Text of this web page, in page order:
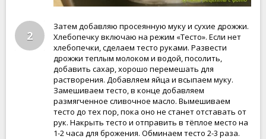
2
Затем добавляю просеянную муку и сухие дрожжи.
Хлебопечку включаю на режим «Тесто». Если нет
хлебопечки, сделаем тесто руками. Развести
дрожжи теплым молоком и водой, посолить,
добавить сахар, хорошо перемешать для
растворения. Добавляем яйца и всыпаем муку.
Замешиваем тесто, в конце добавляем
размягченное сливочное масло. Вымешиваем
тесто до тех пор, пока оно не станет отставать от
рук. Накрыть тесто и отправить в тёплое место на
1-2 часа для брожения. Обминаем тесто 2-3 раза.